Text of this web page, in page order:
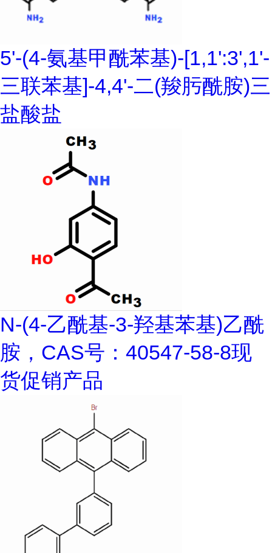
5'-(4-氨基甲酰苯基)-[1,1':3',1'-
三联苯基]-4,4'-二(羧肟酰胺)三
盐酸盐
N-(4-乙酰基-3-羟基苯基)乙酰
胺，CAS号：40547-58-8现
货促销产品